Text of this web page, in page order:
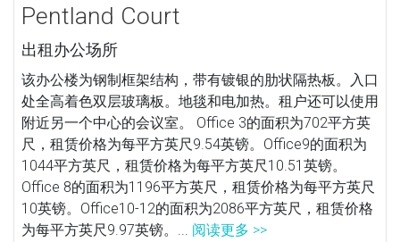
Pentland Court
出租办公场所
该办公楼为钢制框架结构，带有镀银的肋状隔热板。入口
处全高着色双层玻璃板。地毯和电加热。租户还可以使用
附近另一个中心的会议室。 Office 3的面积为702平方英
尺，租赁价格为每平方英尺9.54英镑。Office9的面积为
1044平方英尺，租赁价格为每平方英尺10.51英镑。
Office 8的面积为1196平方英尺，租赁价格为每平方英尺
10英镑。Office10-12的面积为2086平方英尺，租赁价格
为每平方英尺9.97英镑。... 阅读更多 >>